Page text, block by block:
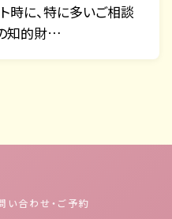
時に、特に多いご相談
の知的財…
合わせ・ご予約